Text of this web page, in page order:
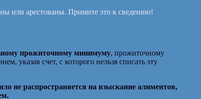
или арестованы. Примите это к сведению!
прожиточному минимуму, прожиточному
указав счет, с которого нельзя списать эту
не распространяется на взыскание алиментов,